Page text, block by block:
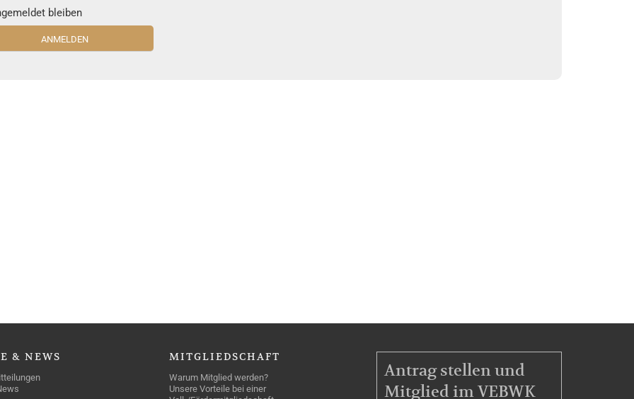
bleiben
& NEWS MITGLIEDSCHAFT
Warum Mitglied werden?
Unsere Vorteile bei einer
MITGLIEDSCHAFT
Antrag stellen und
Mitglied im VEBWK